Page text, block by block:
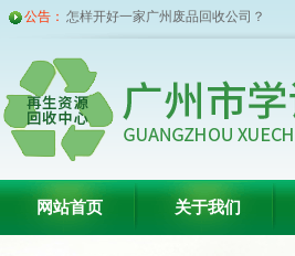
公告： 广州市废铜回收价格整体回暖带来的信
广州废铁回收价格不及废纸,比白菜价都
广州废旧金属回收公司期盼已久的钢铁
广州废铁回收价格今天每吨暴跌150元
广州废品回收公司受环保风暴以及去产
巨大
网站首页 关于我们